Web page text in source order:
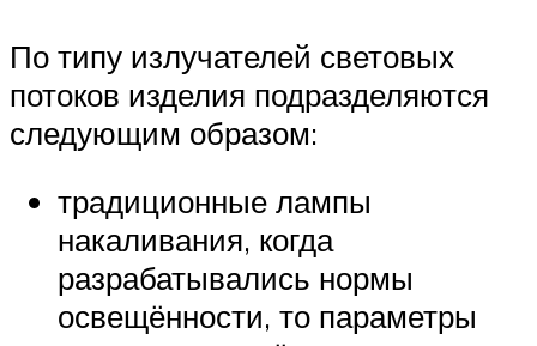
По типу излучателей световых
потоков изделия подразделяются
следующим образом:
традиционные лампы
накаливания, когда
разрабатывались нормы
освещённости, то параметры